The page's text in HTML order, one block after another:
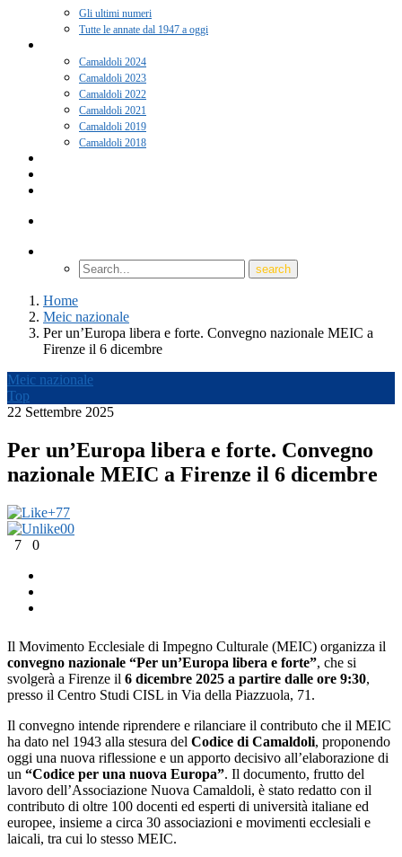
Gli ultimi numeri
Tutte le annate dal 1947 a oggi
Camaldoli 2024
Camaldoli 2023
Camaldoli 2022
Camaldoli 2021
Camaldoli 2019
Camaldoli 2018
Home
Meic nazionale
Per un’Europa libera e forte. Convegno nazionale MEIC a
Firenze il 6 dicembre
Meic nazionale
Top
22 Settembre 2025
Per un’Europa libera e forte. Convegno
nazionale MEIC a Firenze il 6 dicembre
+77
00
7
0
Il Movimento Ecclesiale di Impegno Culturale (MEIC) organizza il
convegno nazionale “Per un’Europa libera e forte”, che si
svolgerà a Firenze il 6 dicembre 2025 a partire dalle ore 9:30,
presso il Centro Studi CISL in Via della Piazzuola, 71.
Il convegno intende riprendere e rilanciare il contributo che il MEIC
ha dato nel 1943 alla stesura del Codice di Camaldoli, proponendo
oggi una nuova riflessione e un apporto decisivo all’elaborazione di
un “Codice per una nuova Europa”. Il documento, frutto del
lavoro dell’Associazione Nuova Camaldoli, è stato redatto con il
contributo di oltre 100 docenti ed esperti di università italiane ed
europee, insieme a circa 30 associazioni e movimenti ecclesiali e
laicali, tra cui lo stesso MEIC.